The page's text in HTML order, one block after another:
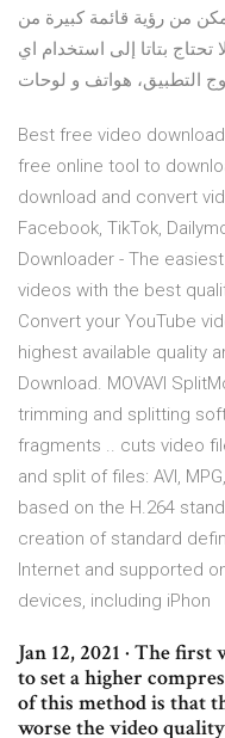
من رؤية قائمة كبيرة من
تحتاج بتاتا إلى استخدام اي
التطبيق، هواتف و لوحات
Best free video
free online tool to
download and convert
Facebook, TikTok,
Downloader - The
videos with the best
Convert your YouTube
highest available quality
Download. MOVAVI
trimming and splitting
fragments .. cuts video
and split of files: AVI,
based on the H.264
creation of standard
Internet and supported
devices, including iPhon
Jan 12, 2021 · The
to set a higher
of this method is that
worse the video